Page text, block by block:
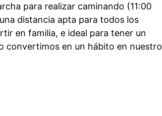
para realizar caminando (11:00
distancia apta para todos los
en familia, e ideal para tener un
convertimos en un hábito en nuestro